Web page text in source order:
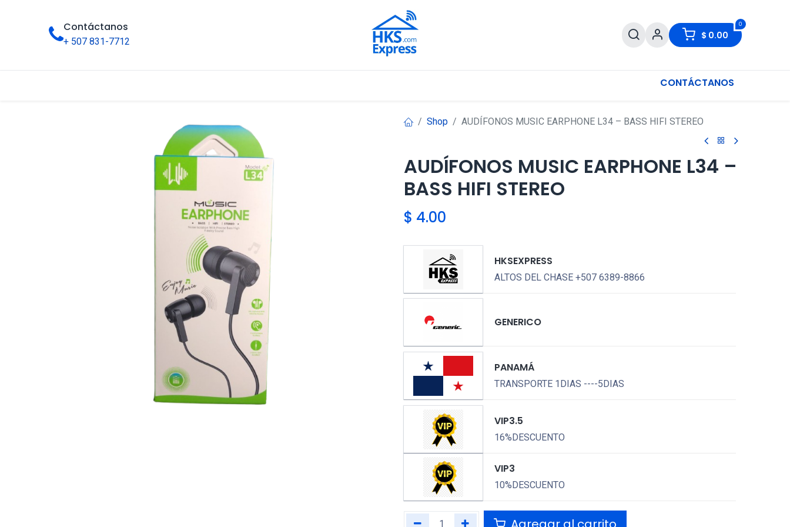
Contáctanos
+ 507 831-7712
0
$ 0.00
CONTÁCTANOS
Shop AUDÍFONOS MUSIC EARPHONE L34 – BASS HIFI STEREO
AUDÍFONOS MUSIC EARPHONE L34 –
BASS HIFI STEREO
$ 4.00
HKSEXPRESS
ALTOS DEL CHASE +507 6389-8866
GENERICO
PANAMÁ
TRANSPORTE 1DIAS ----5DIAS
VIP3.5
16%DESCUENTO
VIP3
10%DESCUENTO